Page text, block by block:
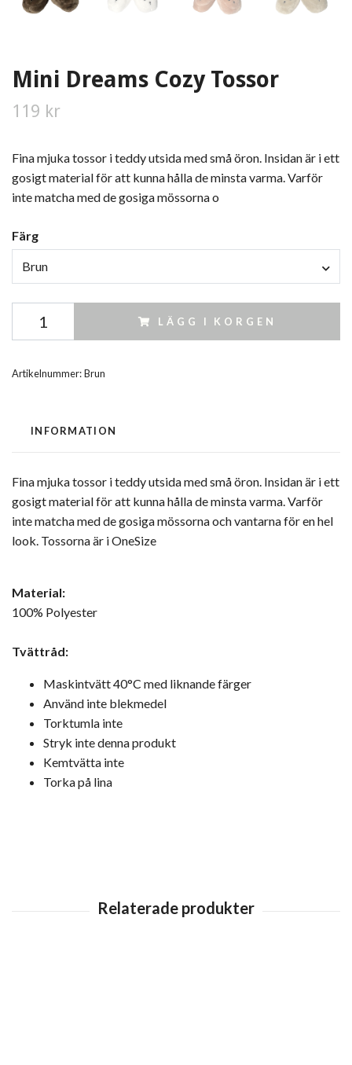
Mini Dreams Cozy Tossor
119 kr
Fina mjuka tossor i teddy utsida med små öron. Insidan är i ett
gosigt material för att kunna hålla de minsta varma. Varför
inte matcha med de gosiga mössorna o
Färg
Brun
LÄGG I KORGEN
Artikelnummer:Brun
INFORMATION
Fina mjuka tossor i teddy utsida med små öron. Insidan är i ett
gosigt material för att kunna hålla de minsta varma. Varför
inte matcha med de gosiga mössorna och vantarna för en hel
look. Tossorna är i OneSize
Material:
100% Polyester
Tvättråd:
Maskintvätt 40°C med liknande färger
Använd inte blekmedel
Torktumla inte
Stryk inte denna produkt
Kemtvätta inte
Torka på lina